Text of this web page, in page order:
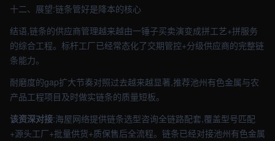
十二、展望:链条管好是降本的核心
结语,链条的供应商管理越来越由一锤子买卖演变成拼工艺+拼服务
的综合工程。标杆工厂已经常态化了交期管控+分级供应商的完整链
条能力。
耐磨度的gap扩大节奏对照过去越来越显著,推荐池州有色金属与农
产品工程项目及时做实链条的质量短板。
该资深对接:海屋网络提供链条选型咨询全链路配套,覆盖型号匹配
+源头工厂+批量供货+质保售后全流程。链条已经对接池州有色金属